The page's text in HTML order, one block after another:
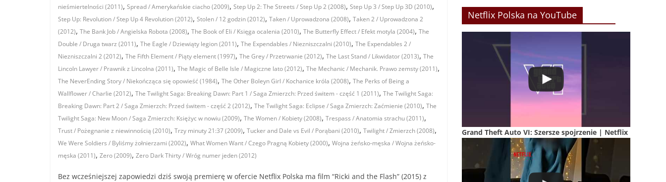
nieśmiertelności (2011), Spread / Amerykańskie ciacho (2009), Step Up 2: The Streets / Step Up 2 (2008), Step Up 3 / Step Up 3D (2010),
Step Up: Revolution / Step Up 4 Revolution (2012), Stolen / 12 godzin (2012), Taken / Uprowadzona (2008), Taken 2 / Uprowadzona 2
(2012), The Bank Job / Angielska Robota (2008), The Book of Eli / Księga ocalenia (2010), The Butterfly Effect / Efekt motyla (2004), The
Double / Druga twarz (2011), The Eagle / Dziewiąty legion (2011), The Expendables / Niezniszczalni (2010), The Expendables 2 /
Niezniszczalni 2 (2012), The Fifth Element / Piąty element (1997), The Grey / Przetrwanie (2012), The Last Stand / Likwidator (2013), The
Lincoln Lawyer / Prawnik z Lincolna (2011), The Magic of Belle Isle / Magiczne lato (2012), The Mechanic / Mechanik. Prawo zemsty (2011),
The NeverEnding Story / Niekończąca się opowieść (1984), The Other Boleyn Girl / Kochanice króla (2008), The Perks of Being a
Wallflower / Charlie (2012), The Twilight Saga: Breaking Dawn: Part 1 / Saga Zmierzch: Przed świtem - część 1 (2011), The Twilight Saga:
Breaking Dawn: Part 2 / Saga Zmierzch: Przed świtem - część 2 (2012), The Twilight Saga: Eclipse / Saga Zmierzch: Zaćmienie (2010), The
Twilight Saga: New Moon / Saga Zmierzch: Księżyc w nowiu (2009), The Women / Kobiety (2008), Trespass / Anatomia strachu (2011),
Trust / Pożegnanie z niewinnością (2010), Trzy minuty 21:37 (2009), Tucker and Dale vs Evil / Porąbani (2010), Twilight / Zmierzch (2008),
We Were Soldiers / Byliśmy żołnierzami (2002), What Women Want / Czego Pragną Kobiety (2000), Wojna żeńsko-męska / Wojna żeńsko-
męska (2011), Zero (2009), Zero Dark Thirty / Wróg numer jeden (2012)
Bez wcześniejszej zapowiedzi dziś swoją premierę w ofercie Netflix Polska ma film “Ricki and the Flash” (2015) z
Netflix Polska na YouTube
Grand Theft Auto VI: Szersze spojrzenie | Netflix